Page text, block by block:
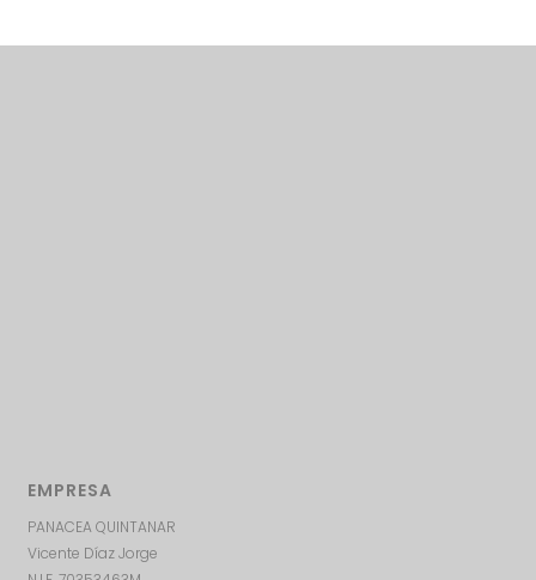
EMPRESA
PANACEA QUINTANAR
Vicente Díaz Jorge